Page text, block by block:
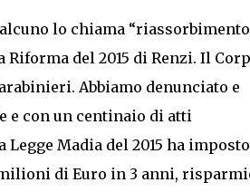
lo chiama
del 2015 di Renzi. Il
Abbiamo denunciato e
e con un centinaio di atti
Madia del 2015 ha
di Euro in 3 anni,